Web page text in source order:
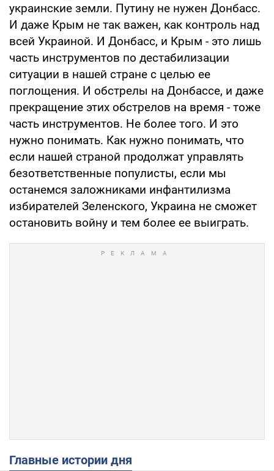
украинские земли. Путину не нужен Донбасс.
И даже Крым не так важен, как контроль над
всей Украиной. И Донбасс, и Крым - это лишь
часть инструментов по дестабилизации
ситуации в нашей стране с целью ее
поглощения. И обстрелы на Донбассе, и даже
прекращение этих обстрелов на время - тоже
часть инструментов. Не более того. И это
нужно понимать. Как нужно понимать, что
если нашей страной продолжат управлять
безответственные популисты, если мы
останемся заложниками инфантилизма
избирателей Зеленского, Украина не сможет
остановить войну и тем более ее выиграть.
Главные истории дня